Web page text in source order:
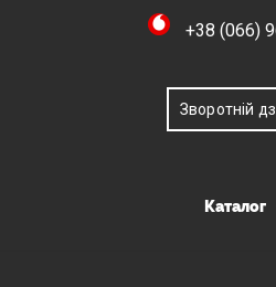
+38 (066)
Зворотній
Каталог